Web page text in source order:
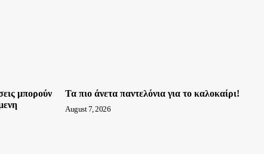
μπορούν
Τα πιο άνετα παντελόνια για το καλοκαίρι!
August 7, 2026